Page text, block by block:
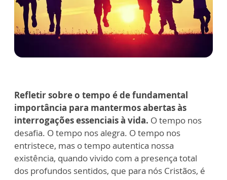
Refletir sobre o tempo é de fundamental
importância para mantermos abertas às
interrogações essenciais à vida. O tempo nos
desafia. O tempo nos alegra. O tempo nos
entristece, mas o tempo autentica nossa
existência, quando vivido com a presença total
dos profundos sentidos, que para nós Cristãos, é